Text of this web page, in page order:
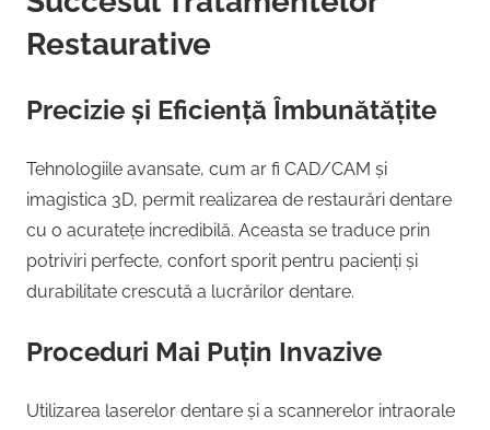
Restaurative
Precizie și Eficiență Îmbunătățite
Tehnologiile avansate, cum ar fi CAD/CAM și
imagistica 3D, permit realizarea de restaurări dentare
cu o acuratețe incredibilă. Aceasta se traduce prin
potriviri perfecte, confort sporit pentru pacienți și
durabilitate crescută a lucrărilor dentare.
Proceduri Mai Puțin Invazive
Utilizarea laserelor dentare și a scannerelor intraorale